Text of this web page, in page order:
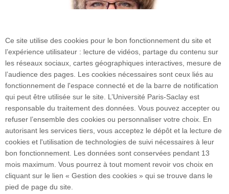
3 rue Joliot Curie
Bâtiment Bréguet
91190 Gif-sur-Yvette
Plan du site
Ce site utilise des cookies pour le bon fonctionnement du site et
l’expérience utilisateur : lecture de vidéos, partage du contenu sur
les réseaux sociaux, cartes géographiques interactives, mesure de
l’audience des pages. Les cookies nécessaires sont ceux liés au
fonctionnement de l'espace connecté et de la barre de notification
qui peut être utilisée sur le site. L’Université Paris-Saclay est
responsable du traitement des données. Vous pouvez accepter ou
refuser l’ensemble des cookies ou personnaliser votre choix. En
autorisant les services tiers, vous acceptez le dépôt et la lecture de
cookies et l'utilisation de technologies de suivi nécessaires à leur
bon fonctionnement. Les données sont conservées pendant 13
mois maximum. Vous pourrez à tout moment revoir vos choix en
cliquant sur le lien « Gestion des cookies » qui se trouve dans le
pied de page du site.